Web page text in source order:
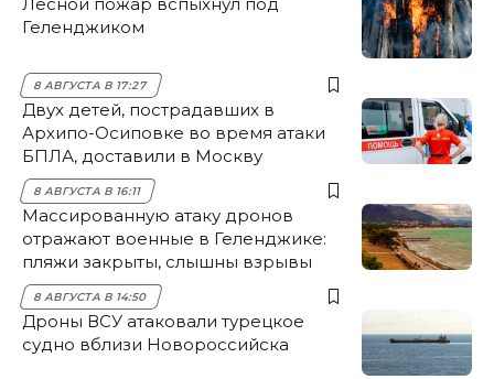
Геленджиком
8 АВГУСТА В 17:27
Двух детей, пострадавших в
Архипо-Осиповке во время атаки
БПЛА, доставили в Москву
8 АВГУСТА В 16:11
Массированную атаку дронов
отражают военные в Геленджике:
пляжи закрыты, слышны взрывы
8 АВГУСТА В 14:50
Дроны ВСУ атаковали турецкое
судно вблизи Новороссийска